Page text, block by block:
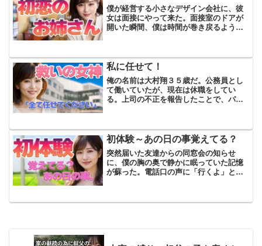
僕が経営する小さなデザイン会社に、彼
女は面接にやって来た。面接室のドアが
開いた瞬間、僕は時間が巻き戻るような
名前は田中恵子さん。40...
私に任せて！
俺の名前は大村翔３５歳だ。公務員とし
て働いていたが、現在は休職をしてい
る。上司の不正を報告したことで、パワ
も億劫になっていたからだ。精神科に通
うようになってすでに二ヶ月...
初体験～あの日の事覚えてる？
突然届いた友達からの同窓会の知らせ
に、僕の胸の奥で静かに眠っていた記憶
が蘇った。電話口の声に「行くよ」と答